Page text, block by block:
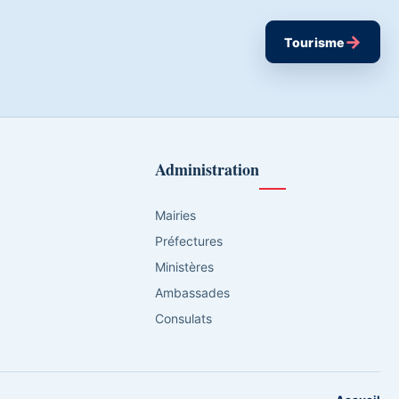
Tourisme→
Administration
Mairies
Préfectures
Ministères
Ambassades
Consulats